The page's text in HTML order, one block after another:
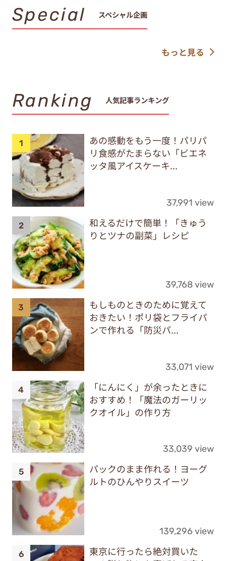
Special スペシャル企画
もっと見る
Ranking 人気記事ランキング
あの感動をもう一度！パリパ
リ食感がたまらない「ビエネ
ッタ風アイスケーキ...
37,991 view
和えるだけで簡単！「きゅう
りとツナの副菜」レシピ
39,768 view
もしものときのために覚えて
おきたい！ポリ袋とフライパ
ンで作れる「防災パ...
33,071 view
「にんにく」が余ったときに
おすすめ！「魔法のガーリッ
クオイル」の作り方
33,039 view
パックのまま作れる！ヨーグ
ルトのひんやりスイーツ
139,296 view
東京に行ったら絶対買いた